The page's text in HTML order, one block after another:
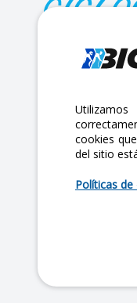
Calle Lago
+ 55 9126 9007
cookies
del sitio
Políticas